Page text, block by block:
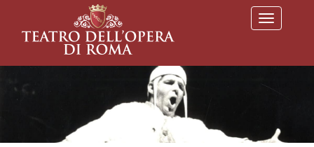
T
o
l
n
g